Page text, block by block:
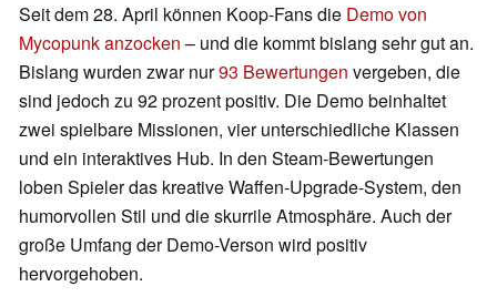
Seit dem 28. April können Koop-Fans die Demo von
Mycopunk anzocken – und die kommt bislang sehr gut an.
Bislang wurden zwar nur93 Bewertungen vergeben, die
sind jedoch zu 92 prozent positiv. Die Demo beinhaltet
zwei spielbare Missionen, vier unterschiedliche Klassen
und ein interaktives Hub. In den Steam-Bewertungen
loben Spieler das kreative Waffen-Upgrade-System, den
humorvollen Stil und die skurrile Atmosphäre. Auch der
große Umfang der Demo-Verson wird positiv
hervorgehoben.